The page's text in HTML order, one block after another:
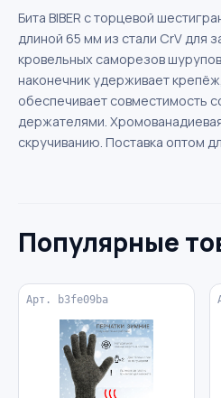
Бита BIBER с торцевой
длиной 65 мм из стали CrV для
кровельных саморезов
наконечник удерживает
обеспечивает совместимость
держателями.
скручиванию. Поставка оптом
Популярные
Арт. b3fe09ba